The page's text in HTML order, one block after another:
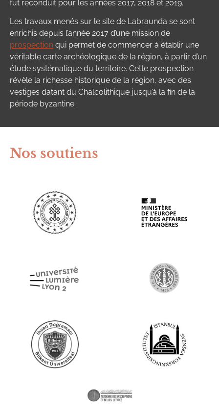
fut reconduit pour les années 2017, 2018 et 2019.
Les travaux menés sur le site de Labraunda se sont
enrichis depuis l’année 2017 d’une mission de
prospection qui permet de commencer à établir une
véritable carte archéologique de la région, à partir d’un
étude systématique du territoire. Cette prospection
révèle la richesse historique de la région, avec des
vestiges datant du Chalcolithique jusqu’à la fin de la
période byzantine.
Nos soutiens